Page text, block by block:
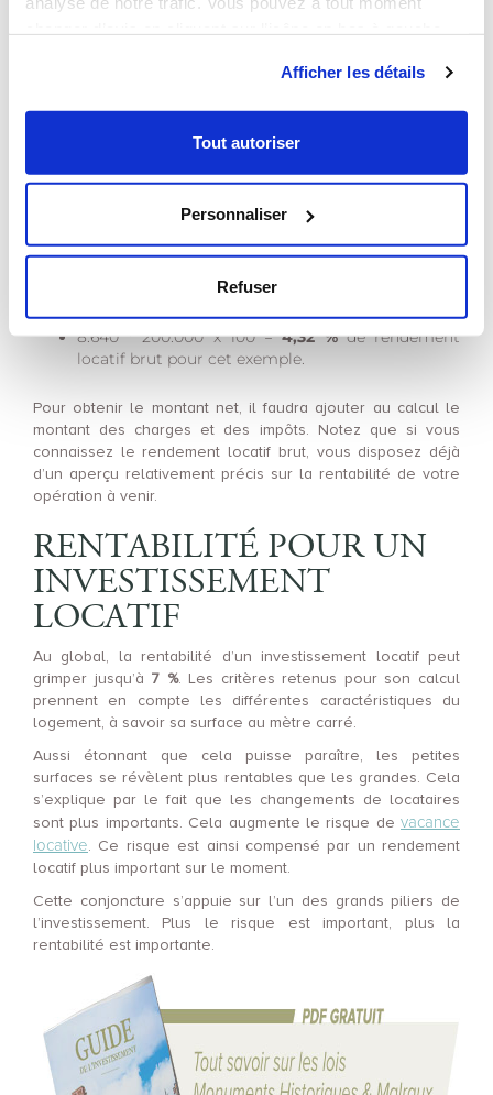
Afficher les détails
Tout autoriser
Personnaliser
Refuser
COMMENT CALCULER LA
RENTABILITÉ LOCATIVE ?
locatif,vous devrez prendre en compte les loyers ainsi que
le prix d’acquisition du bien immobilier.
annuel par le prix d’achat du logement. Multipliez ensuite le
résultat obtenu par 100.
Prenons l’exemple d’un logement acheté à 200.000 € et
720 x 12 = 8.640 € de loyers annuels
8.640 * 200.000 x 100 =4,32 %de rendement
locatif brut pour cet exemple.
Pour obtenir le montant net, il faudra ajouter au calcul le
montant des charges et des impôts. Notez que si vous
connaissez le rendement locatif brut, vous disposez déjà
d’un aperçu relativement précis sur la rentabilité de votre
opération à venir.
RENTABILITÉ POUR UN
INVESTISSEMENT
LOCATIF
Au global, la rentabilité d’un investissement locatif peut
grimper jusqu’à 7 %. Les critères retenus pour son calcul
prennent en compte les différentes caractéristiques du
logement, à savoir sa surface au mètre carré.
Aussi étonnant que cela puisse paraître, les petites
surfaces se révèlent plus rentables que les grandes. Cela
s’explique par le fait que les changements de locataires
sont plus importants. Cela augmente le risque de vacance
locative. Ce risque est ainsi compensé par un rendement
locatif plus important sur le moment.
Cette conjoncture s’appuie sur l’un des grands piliers de
l’investissement. Plus le risque est important, plus la
rentabilité est importante.